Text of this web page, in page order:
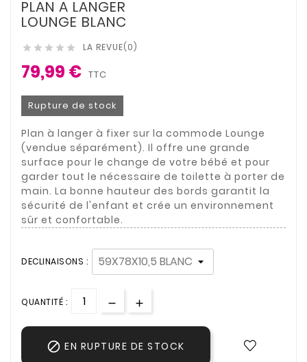
PLAN A LANGER
LOUNGE BLANC
     LA REVUE(0)
79,99 € TTC
Rupture de stock
Plan à langer à fixer sur la commode Lounge
(vendue séparément). Il offre une grande
surface pour le change de votre bébé et pour
garder tout le nécessaire de toilette à porter de
main. La bonne hauteur des bords garantit la
sécurité de l'enfant et crée un environnement
sûr et confortable.
DECLINAISONS :
QUANTITÉ :
 EN RUPTURE DE STOCK